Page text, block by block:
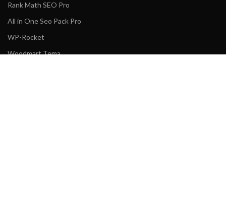
Rank Math SEO Pro
All in One Seo Pack Pro
WP-Rocket
Woodmart Tema